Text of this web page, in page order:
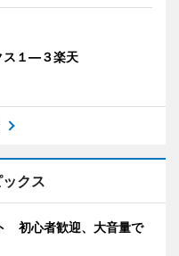
ス１―３楽天
クス
初心者歓迎、大音量で